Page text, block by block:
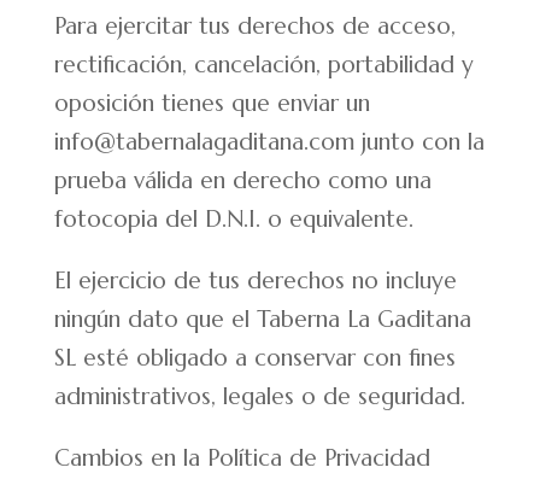
Para ejercitar tus derechos de acceso,
rectificación, cancelación, portabilidad y
oposición tienes que enviar un
info@tabernalagaditana.com junto con la
prueba válida en derecho como una
fotocopia del D.N.I. o equivalente.
El ejercicio de tus derechos no incluye
ningún dato que el Taberna La Gaditana
SL esté obligado a conservar con fines
administrativos, legales o de seguridad.
Cambios en la Política de Privacidad